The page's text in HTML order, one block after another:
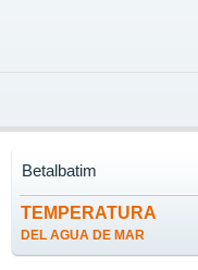
TEMPERATURA
DEL AGUA DE MAR
Betalbatim